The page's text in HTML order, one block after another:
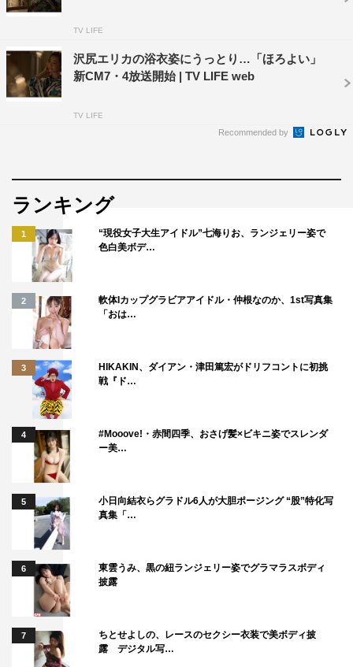
TV LIFE
沢尻エリカの浴衣姿にうっとり…「ほろよい」
新CM7・4放送開始 | TV LIFE web
TV LIFE
Recommended by
ランキング
1
“現役女子大生アイドル”七海りお、ランジェリー姿で
色白美ボデ…
2
軟体Iカップグラビアアイドル・仲根なのか、1st写真集
「おは…
3
HIKAKIN、ダイアン・津田篤宏がドリフコントに初挑
戦『ド…
4
#Mooove!・赤間四季、おさげ髪×ビキニ姿でスレンダ
ー美…
5
小日向結衣らグラドル6人が大胆ポージング “股”特化写
真集「…
6
東雲うみ、黒の紐ランジェリー姿でグラマラスボディ
披露
7
ちとせよしの、レースのセクシー衣装で美ボディ披
露 デジタル写…